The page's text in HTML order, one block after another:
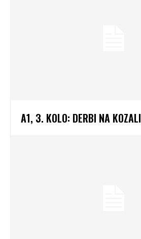
A1, 3. KOLO: DERBI NA KOZALI